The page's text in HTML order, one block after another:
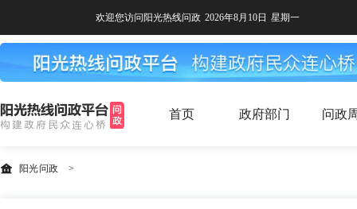
欢迎您访问阳光热线问政 2026年8月10日 星期一
首页 政府部门 问政
阳光问政 >